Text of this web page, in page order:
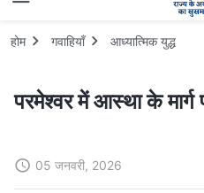
होम गवाहियाँ आध्यात्मिक युद्ध
परमेश्वर में आस्था के
05 जनवरी, 2026